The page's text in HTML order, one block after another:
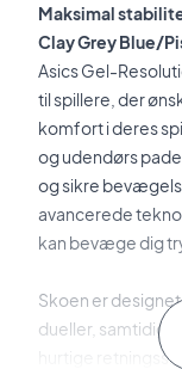
Maksimal
Clay Grey Blue/
Asics Gel-
til spillere, der
komfort i deres
og udendørs
og sikre
avancerede
kan bevæge dig
Skoen er
dueller, samtidig
hurtige